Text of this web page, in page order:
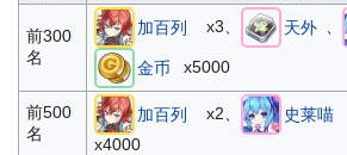
前300
名
加百列 x3、 天外
金币 x5000
前500
名
加百列 x2、 史莱喵
x4000